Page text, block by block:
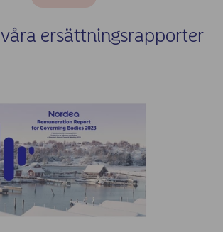
våra ersättningsrapporter